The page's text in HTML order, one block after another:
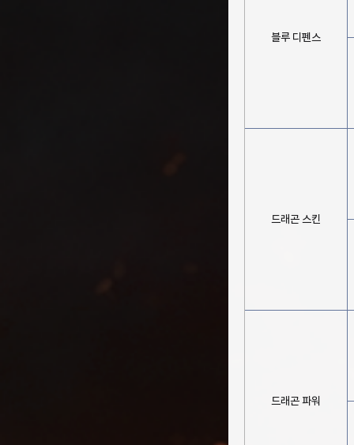
블루 디펜스
드래곤 스킨
드래곤 파워